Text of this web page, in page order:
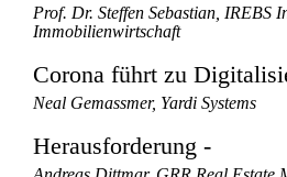
Prof. Dr. Steffen Sebastian, IREBS
Immobilienwirtschaft
Corona führt zu
Neal Gemassmer, Yardi Systems
Herausforderung -